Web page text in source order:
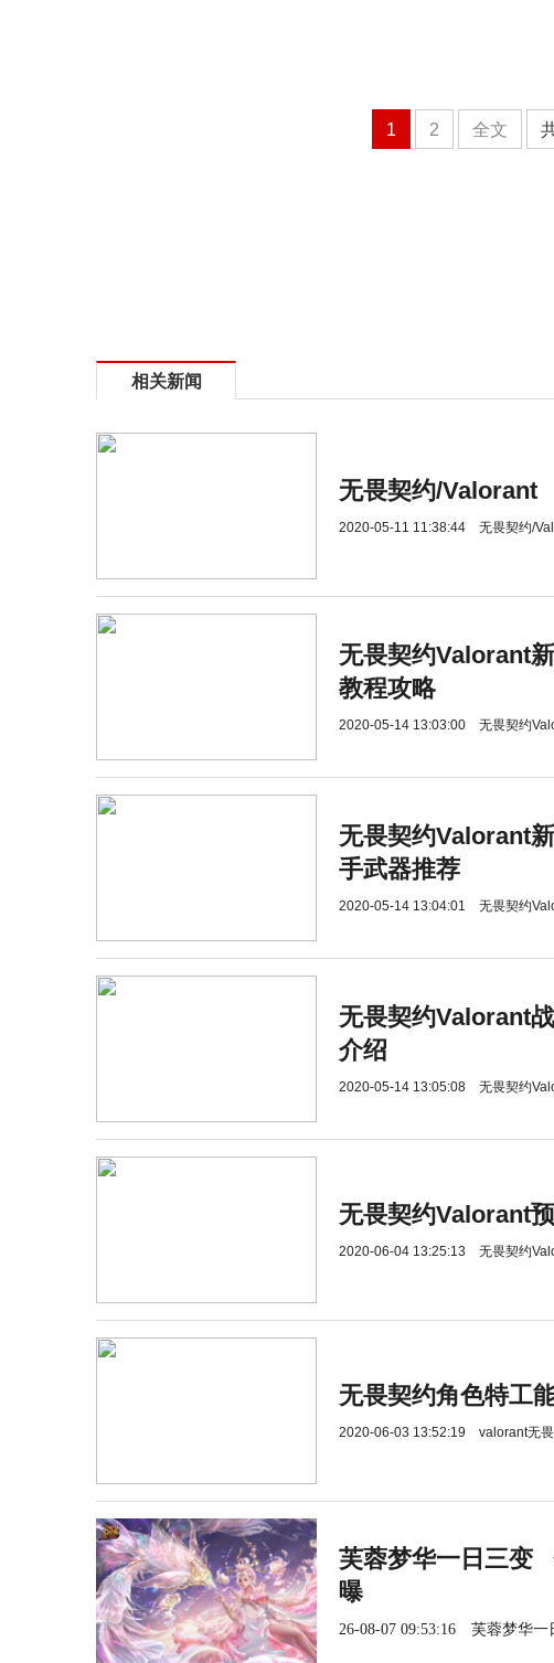
1 2 全文
相关新闻
无畏契约/Valorant
2020-05-11 11:38:44 无畏契约/
无畏契约Valorant
教程攻略
2020-05-14 13:03:00 无畏契约
无畏契约Valorant
手武器推荐
2020-05-14 13:04:01 无畏契约
无畏契约Valorant
介绍
2020-05-14 13:05:08 无畏契约
无畏契约Valorant
2020-06-04 13:25:13 无畏契约
无畏契约角色特工
2020-06-03 13:52:19 valorant无
芙蓉梦华一日三变
曝
26-08-07 09:53:16 芙蓉梦华一